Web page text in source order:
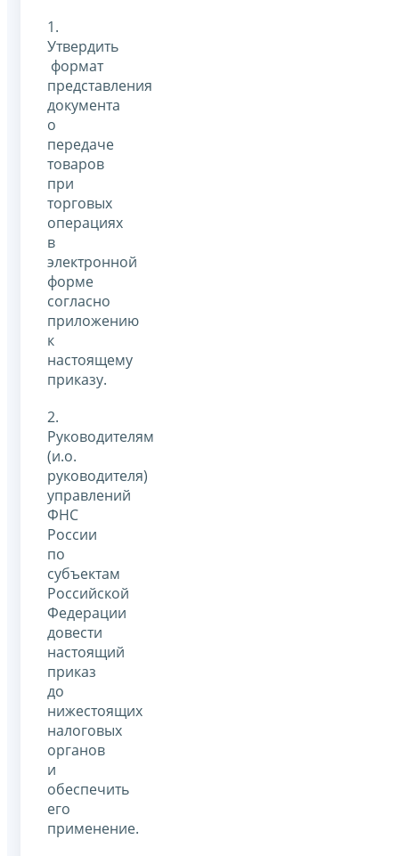
1.
Утвердить
формат
представления
документа
о
передаче
товаров
при
торговых
операциях
в
электронной
форме
согласно
приложению
к
настоящему
приказу.
2.
Руководителям
(и.о.
руководителя)
управлений
ФНС
России
по
субъектам
Российской
Федерации
довести
настоящий
приказ
до
нижестоящих
налоговых
органов
и
обеспечить
его
применение.